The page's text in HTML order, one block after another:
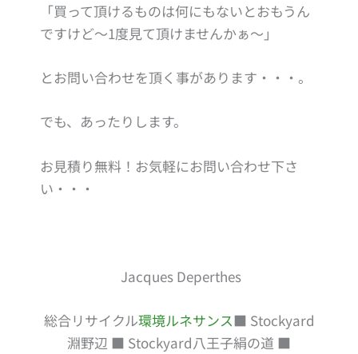
「買って頂けるものは何にもないとおもうん
ですけど～1度見て頂けませんかぁ～」
とお問い合わせを頂く事があります・・・。
でも、あったりします。
お見積り無料！お気軽にお問い合わせ下さ
い・・・
Jacques Deperthes
総合リサイクル環境ルネサンス■ Stockyard
淵野辺 ■ Stockyard八王子絹の道 ■